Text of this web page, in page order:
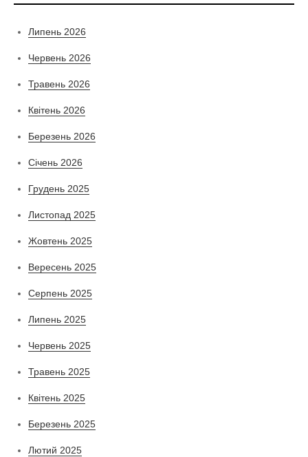
Липень 2026
Червень 2026
Травень 2026
Квітень 2026
Березень 2026
Січень 2026
Грудень 2025
Листопад 2025
Жовтень 2025
Вересень 2025
Серпень 2025
Липень 2025
Червень 2025
Травень 2025
Квітень 2025
Березень 2025
Лютий 2025